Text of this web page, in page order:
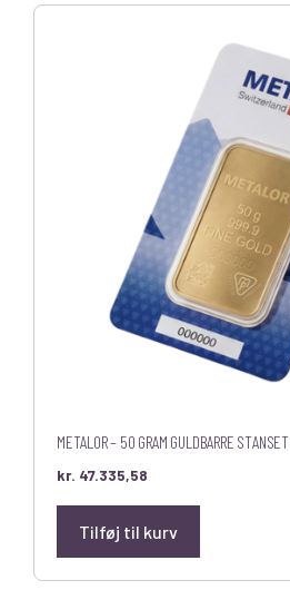
METALOR – 50 GRAM GULDBARRE STANSET
kr. 47.335,58
Tilføj til kurv